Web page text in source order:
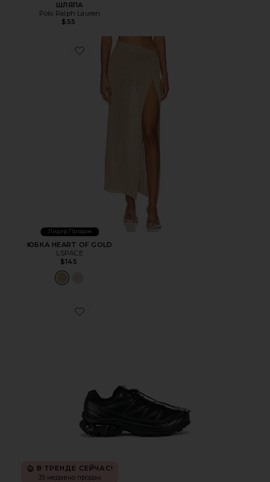
ШЛЯПА
Polo Ralph Lauren
$55
Favorite ЮБКА HEART OF GOLD
Лидер Продаж
ЮБКА HEART OF GOLD
LSPACE
$145
Favorite ТРЕККИНГОВЫЕ КРОССОВКИ XT-6
В ТРЕНДЕ СЕЙЧАС!
35 недавно продан